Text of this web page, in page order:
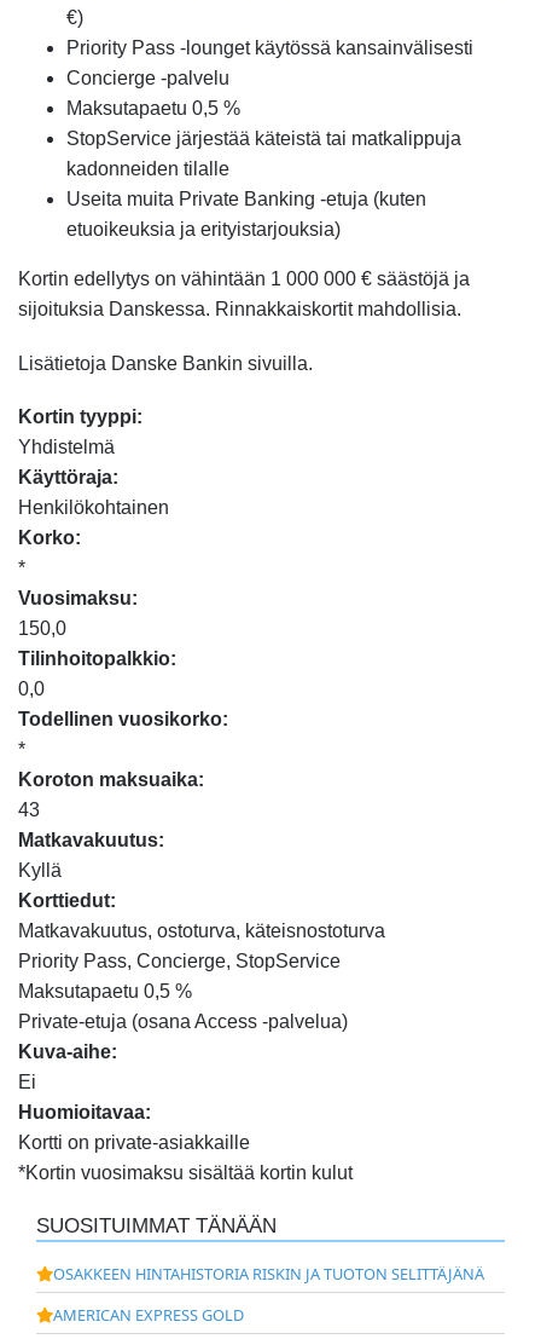
€)
Priority Pass -lounget käytössä kansainvälisesti
Concierge -palvelu
Maksutapaetu 0,5 %
StopService järjestää käteistä tai matkalippuja
kadonneiden tilalle
Useita muita Private Banking -etuja (kuten
etuoikeuksia ja erityistarjouksia)
Kortin edellytys on vähintään 1 000 000 € säästöjä ja
sijoituksia Danskessa. Rinnakkaiskortit mahdollisia.
Lisätietoja Danske Bankin sivuilla.
Kortin tyyppi:
Yhdistelmä
Käyttöraja:
Henkilökohtainen
Korko:
*
Vuosimaksu:
150,0
Tilinhoitopalkkio:
0,0
Todellinen vuosikorko:
*
Koroton maksuaika:
43
Matkavakuutus:
Kyllä
Korttiedut:
Matkavakuutus, ostoturva, käteisnostoturva
Priority Pass, Concierge, StopService
Maksutapaetu 0,5 %
Private-etuja (osana Access -palvelua)
Kuva-aihe:
Ei
Huomioitavaa:
Kortti on private-asiakkaille
*Kortin vuosimaksu sisältää kortin kulut
SUOSITUIMMAT TÄNÄÄN
OSAKKEEN HINTAHISTORIA RISKIN JA TUOTON SELITTÄJÄNÄ
AMERICAN EXPRESS GOLD